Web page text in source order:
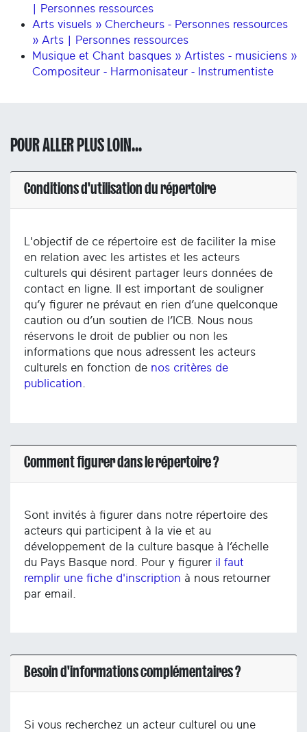
| Personnes ressources
Arts visuels » Chercheurs - Personnes ressources
» Arts | Personnes ressources
Musique et Chant basques » Artistes - musiciens »
Compositeur - Harmonisateur - Instrumentiste
POUR ALLER PLUS LOIN...
Conditions d'utilisation du répertoire
L'objectif de ce répertoire est de faciliter la mise
en relation avec les artistes et les acteurs
culturels qui désirent partager leurs données de
contact en ligne. Il est important de souligner
qu’y figurer ne prévaut en rien d’une quelconque
caution ou d’un soutien de l’ICB. Nous nous
réservons le droit de publier ou non les
informations que nous adressent les acteurs
culturels en fonction de nos critères de
publication
Comment figurer dans le répertoire ?
Sont invités à figurer dans notre répertoire des
acteurs qui participent à la vie et au
développement de la culture basque à l’échelle
du Pays Basque nord. Pour y figurer il faut
remplir une fiche d'inscription à nous retourner
par email.
Besoin d'informations complémentaires ?
Si vous recherchez un acteur culturel ou une